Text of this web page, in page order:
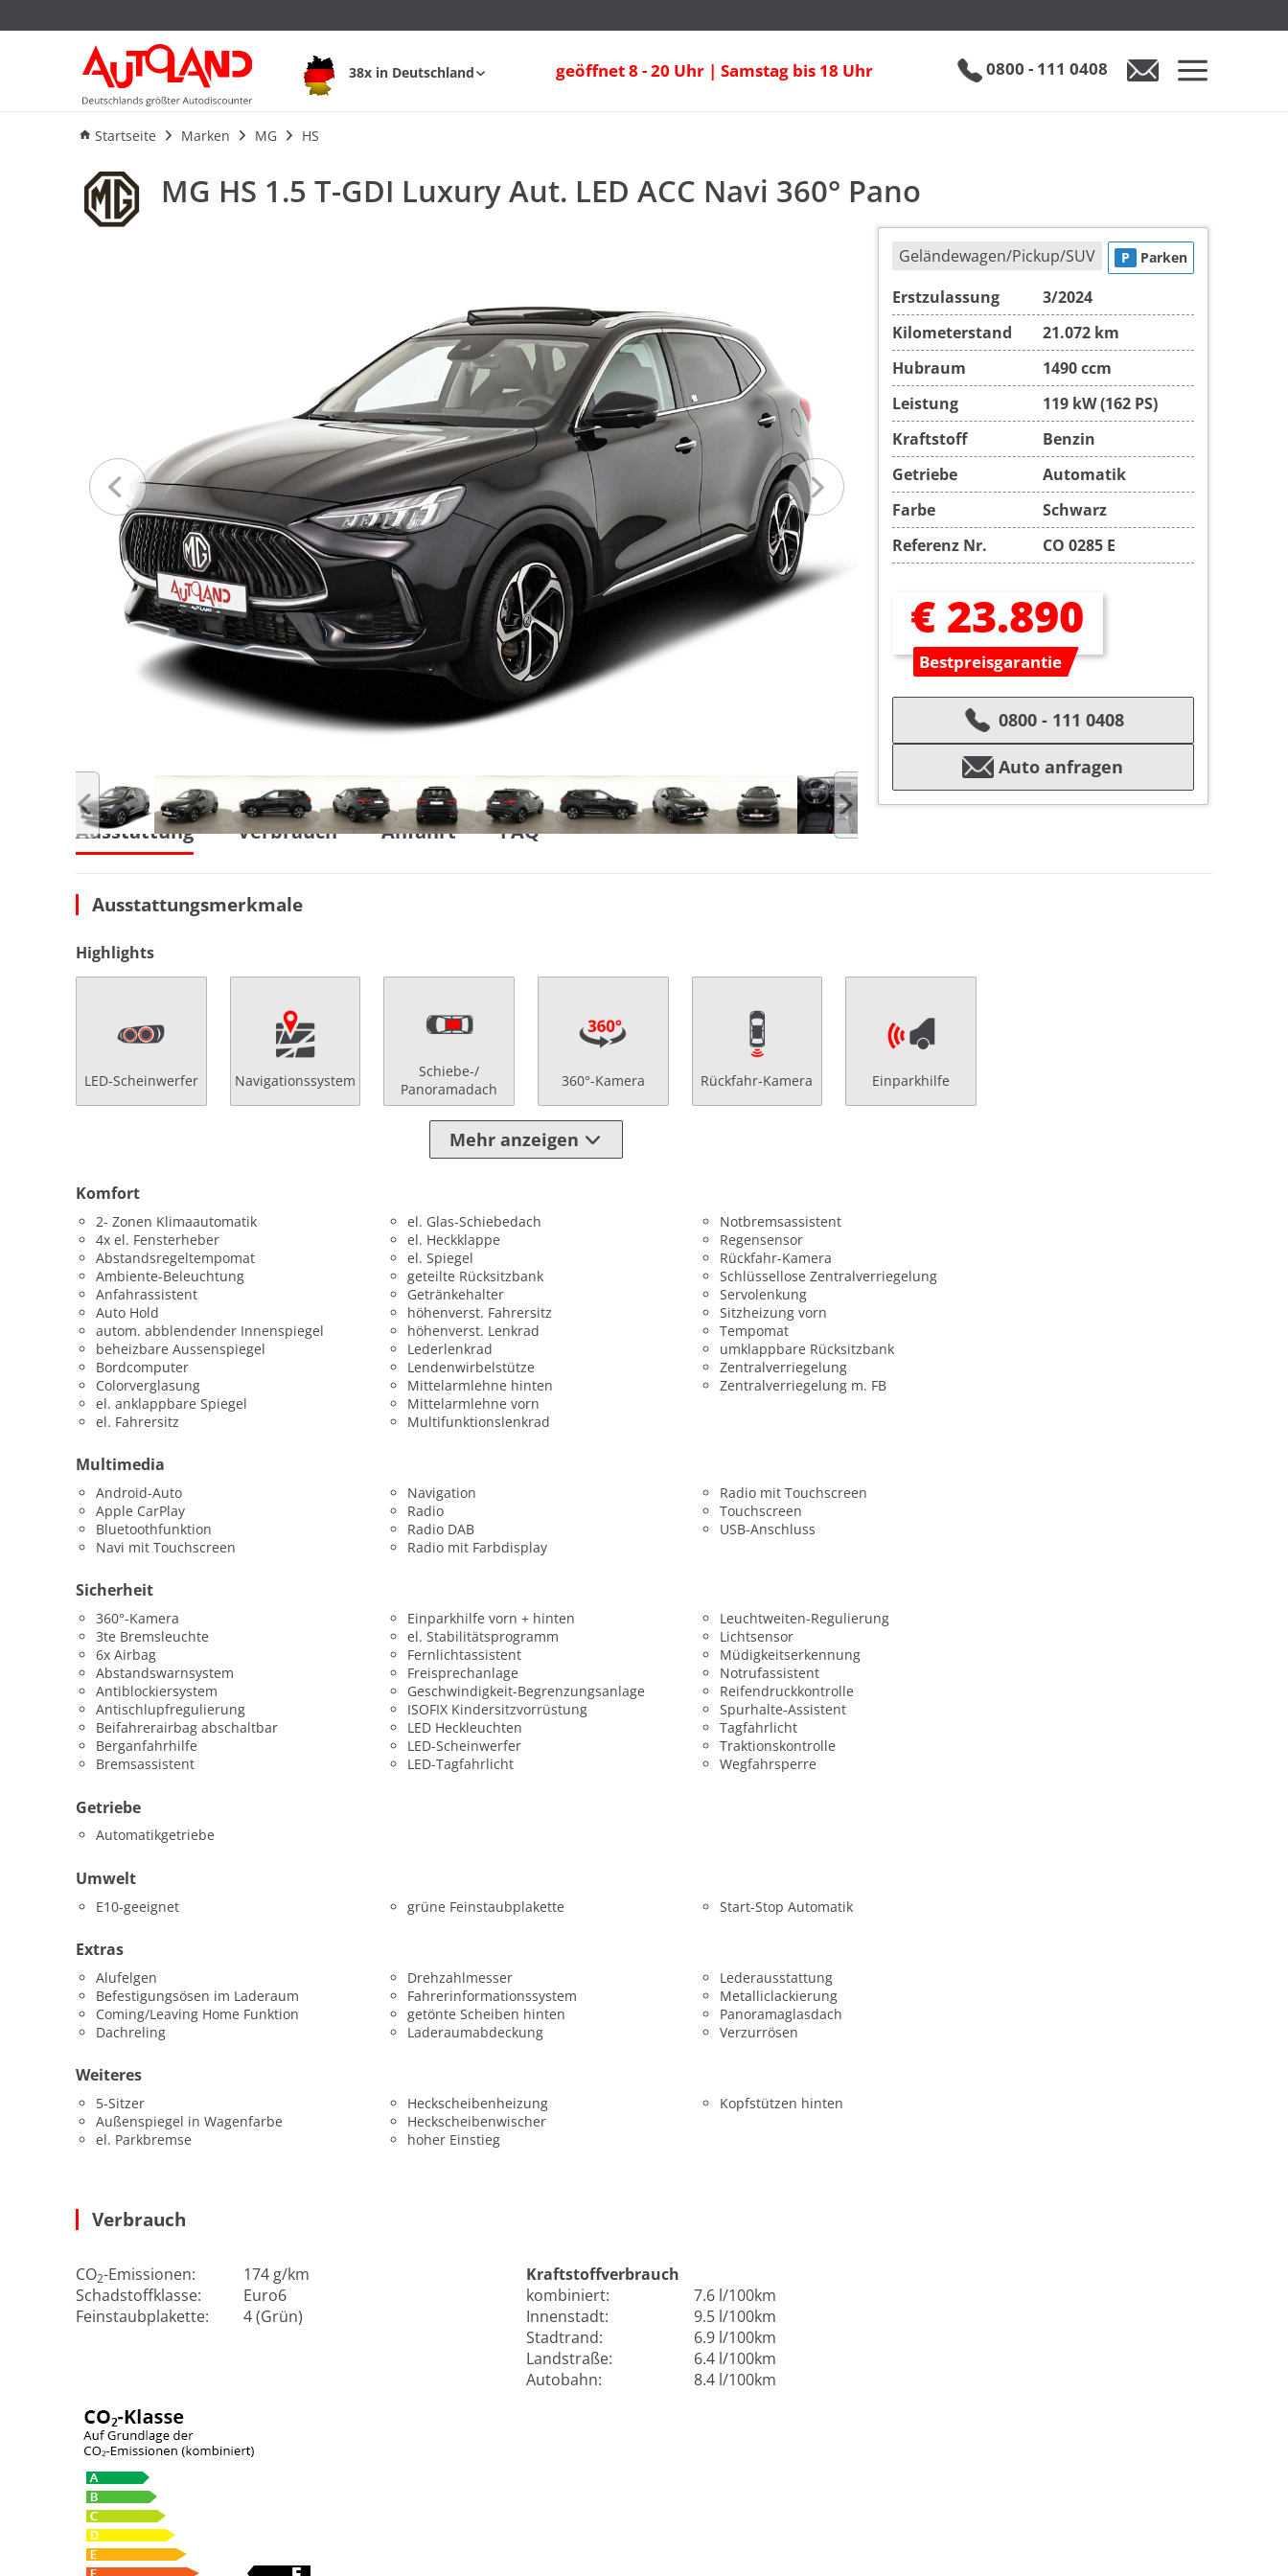
38x in Deutschland geöffnet 8 - 20 Uhr | Samstag bis 18 Uhr 0800 - 111 0408
Startseite Marken MG HS
MG HS 1.5 T-GDI Luxury Aut. LED ACC Navi 360° Pano
Ausstattung Verbrauch
MG HS 1.5 T-GDI Luxury Aut. LED ACC Navi 360° Pano
Geländewagen/Pickup/SUV P Parken
Erstzulassung
3/2024
Kilometerstand
21.072 km
Hubraum
1490 ccm
Leistung
119 kW (162 PS)
Kraftstoff
Benzin
Getriebe
Automatik
Farbe
Schwarz
Referenz Nr.
CO 0285 E
€ 23.890
Bestpreisgarantie
0800 - 111 0408
Auto anfragen
Ausstattung Verbrauch Anfahrt FAQ
Ausstattungsmerkmale
Highlights
LED-Scheinwerfer Navigationssystem
Schiebe-/
Panoramadach
360°-Kamera Rückfahr-Kamera Einparkhilfe
Mehr anzeigen
Komfort
2- Zonen Klimaautomatik
4x el. Fensterheber
Abstandsregeltempomat
Ambiente-Beleuchtung
Anfahrassistent
Auto Hold
autom. abblendender Innenspiegel
beheizbare Aussenspiegel
Bordcomputer
Colorverglasung
el. anklappbare Spiegel
el. Fahrersitz
el. Glas-Schiebedach
el. Heckklappe
el. Spiegel
geteilte Rücksitzbank
Getränkehalter
höhenverst. Fahrersitz
höhenverst. Lenkrad
Lederlenkrad
Lendenwirbelstütze
Mittelarmlehne hinten
Mittelarmlehne vorn
Multifunktionslenkrad
Notbremsassistent
Regensensor
Rückfahr-Kamera
Schlüssellose Zentralverriegelung
Servolenkung
Sitzheizung vorn
Tempomat
umklappbare Rücksitzbank
Zentralverriegelung
Zentralverriegelung m. FB
Multimedia
Android-Auto
Apple CarPlay
Bluetoothfunktion
Navi mit Touchscreen
Navigation
Radio
Radio DAB
Radio mit Farbdisplay
Radio mit Touchscreen
Touchscreen
USB-Anschluss
Sicherheit
360°-Kamera
3te Bremsleuchte
6x Airbag
Abstandswarnsystem
Antiblockiersystem
Antischlupfregulierung
Beifahrerairbag abschaltbar
Berganfahrhilfe
Bremsassistent
Einparkhilfe vorn + hinten
el. Stabilitätsprogramm
Fernlichtassistent
Freisprechanlage
Geschwindigkeit-Begrenzungsanlage
ISOFIX Kindersitzvorrüstung
LED Heckleuchten
LED-Scheinwerfer
LED-Tagfahrlicht
Leuchtweiten-Regulierung
Lichtsensor
Müdigkeitserkennung
Notrufassistent
Reifendruckkontrolle
Spurhalte-Assistent
Tagfahrlicht
Traktionskontrolle
Wegfahrsperre
Getriebe
Automatikgetriebe
Umwelt
E10-geeignet grüne Feinstaubplakette Start-Stop Automatik
Extras
Alufelgen
Befestigungsösen im Laderaum
Coming/Leaving Home Funktion
Dachreling
Drehzahlmesser
Fahrerinformationssystem
getönte Scheiben hinten
Laderaumabdeckung
Lederausstattung
Metalliclackierung
Panoramaglasdach
Verzurrösen
Weiteres
5-Sitzer
Außenspiegel in Wagenfarbe
el. Parkbremse
Heckscheibenheizung
Heckscheibenwischer
hoher Einstieg
Kopfstützen hinten
Verbrauch
CO2-Emissionen:
174 g/km
Schadstoffklasse:
Euro6
Feinstaubplakette:
4 (Grün)
Kraftstoffverbrauch
kombiniert:
7.6 l/100km
Innenstadt:
9.5 l/100km
Stadtrand:
6.9 l/100km
Landstraße:
6.4 l/100km
Autobahn:
8.4 l/100km